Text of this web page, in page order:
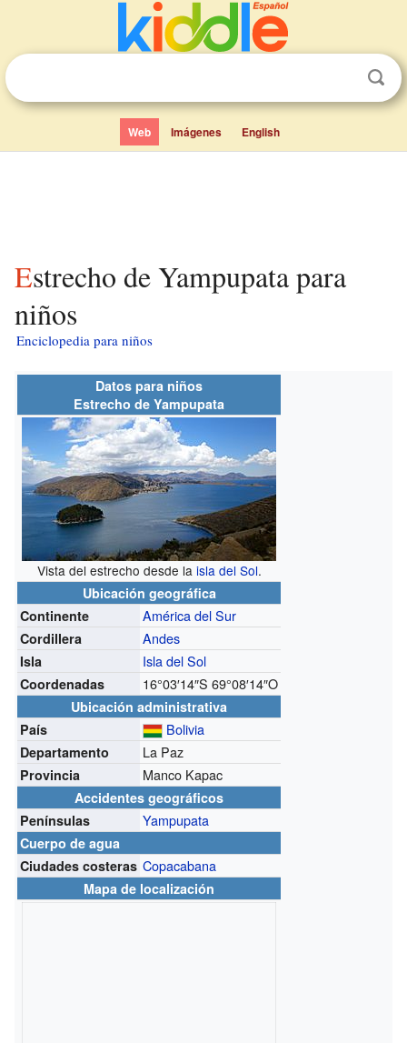
Web Imágenes English
Estrecho de Yampupata para
niños
Enciclopedia para niños
Datos para niños
Estrecho de Yampupata
Vista del estrecho desde la isla del Sol.
Ubicación geográfica
Continente
América del Sur
Cordillera Andes
Isla Isla del Sol
Coordenadas 16°03′14″S 69°08′14″O
Ubicación administrativa
País
Bolivia
Departamento La Paz
Provincia Manco Kapac
Accidentes geográficos
Penínsulas
Yampupata
Cuerpo de agua
Ciudades costeras Copacabana
Mapa de localización